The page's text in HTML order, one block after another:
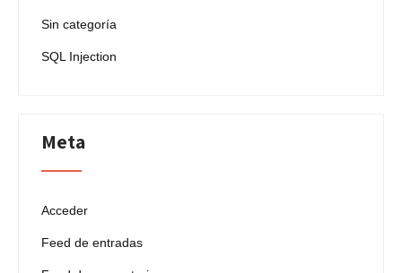
Sin categoría
SQL Injection
Meta
Acceder
Feed de entradas